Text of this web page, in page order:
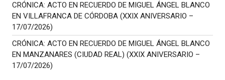
CRÓNICA: ACTO EN RECUERDO DE MIGUEL ÁNGEL BLANCO
EN VILLAFRANCA DE CÓRDOBA (XXIX ANIVERSARIO –
17/07/2026)
CRÓNICA: ACTO EN RECUERDO DE MIGUEL ÁNGEL BLANCO
EN MANZANARES (CIUDAD REAL) (XXIX ANIVERSARIO –
17/07/2026)